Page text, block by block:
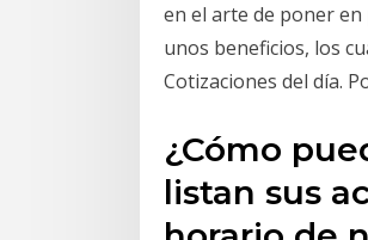
en el arte de poner
unos beneficios, los
Cotizaciones del día.
¿Cómo
listan sus